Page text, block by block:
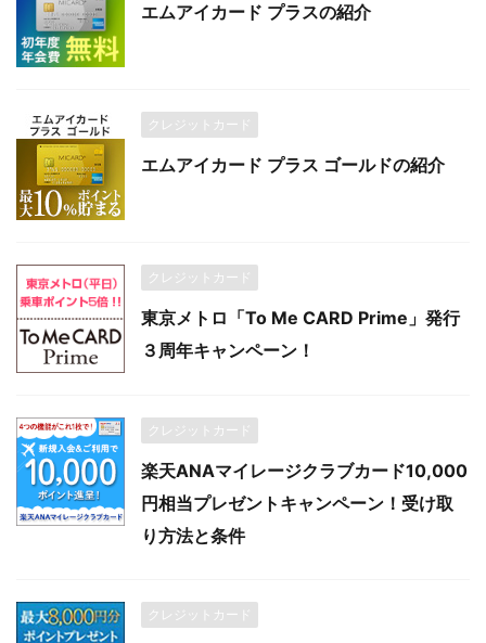
エムアイカード プラスの紹介
クレジットカード
エムアイカード プラス ゴールドの紹介
クレジットカード
東京メトロ「To Me CARD Prime」発行
３周年キャンペーン！
クレジットカード
楽天ANAマイレージクラブカード10,000
円相当プレゼントキャンペーン！受け取
り方法と条件
クレジットカード